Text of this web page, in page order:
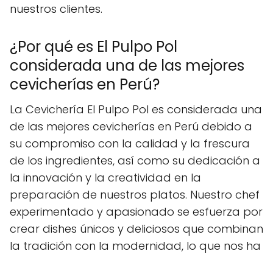
nuestros clientes.
¿Por qué es El Pulpo Pol
considerada una de las mejores
cevicherías en Perú?
La Cevichería El Pulpo Pol es considerada una
de las mejores cevicherías en Perú debido a
su compromiso con la calidad y la frescura
de los ingredientes, así como su dedicación a
la innovación y la creatividad en la
preparación de nuestros platos. Nuestro chef
experimentado y apasionado se esfuerza por
crear dishes únicos y deliciosos que combinan
la tradición con la modernidad, lo que nos ha